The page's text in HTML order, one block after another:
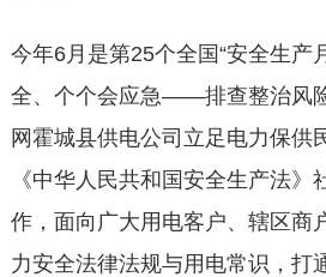
今年6月是第25个全国“安全生产
全、个个会应急——排查整治风
网霍城县供电公司立足电力保供
《中华人民共和国安全生产法》
作，面向广大用电客户、辖区商
力安全法律法规与用电常识，打